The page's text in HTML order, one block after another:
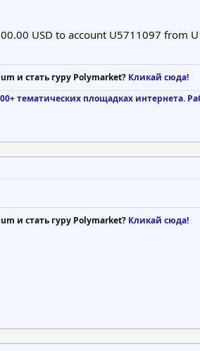
USD to account U5711097
и стать гуру Polymarket? Кликай сюда!
тематических площадках интернета.
и стать гуру Polymarket? Кликай сюда!